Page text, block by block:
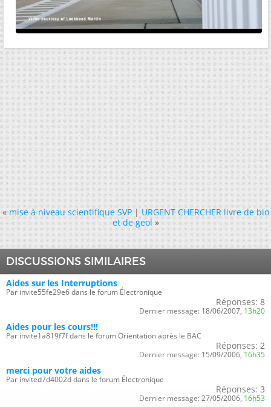
« mise à niveau scientifique SVP|URGENT CHERCHER livre de bio
et de geol »
DISCUSSIONS SIMILAIRES
Aides sur les Interruptions
Par invite55fe29e6 dans le forum Électronique
Réponses: 8
Dernier message: 18/06/2007, 13h20
Aides pour les cours!!!
Par invite1a819f7f dans le forum Orientation après le BAC
Réponses: 2
Dernier message: 15/09/2006, 16h35
merci pour votre aides
Par invited7d4002d dans le forum Électronique
Réponses: 3
Dernier message: 27/05/2006, 16h53